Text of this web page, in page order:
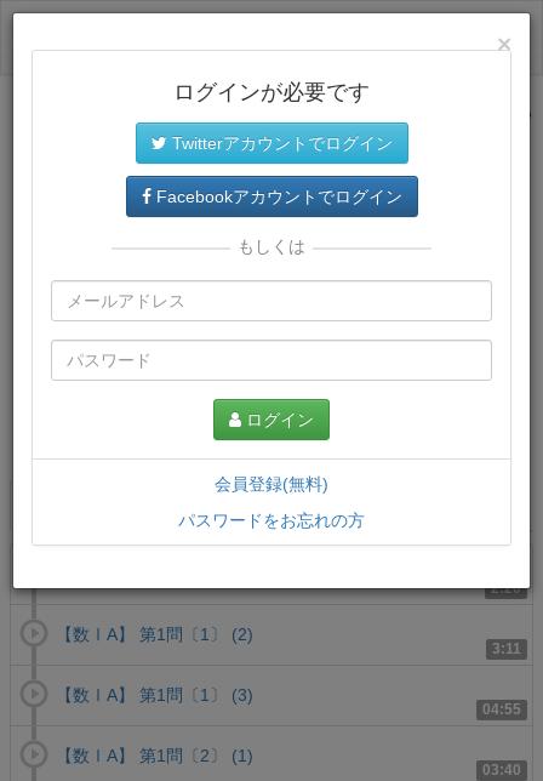
サイトトップに戻る
2:20
3:11
【数ⅠA】 第1問〔1〕 (2)
04:55
【数ⅠA】 第1問〔1〕 (3)
03:40
【数ⅠA】 第1問〔2〕 (1)
×
ログインが必要です
Twitterアカウントでログイン
Facebookアカウントでログイン
もしくは
ログイン
会員登録(無料)
パスワードをお忘れの方